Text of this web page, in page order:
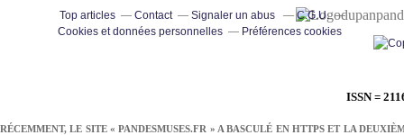
ISSN =
RÉCEMMENT, LE SITE « PANDESMUSES.FR » A BASCULÉ EN HTTPS ET LA
Top articles Contact Signaler un abus
C.G.U.
Cookies et données personnelles
Préférences cookies